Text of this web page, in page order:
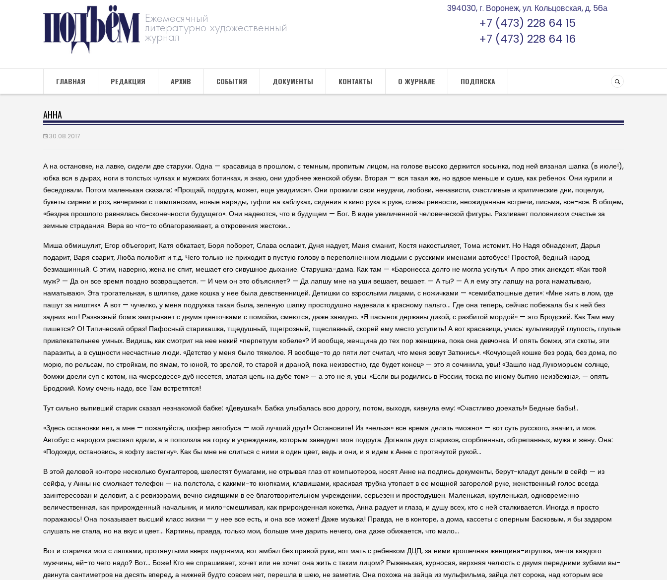
Ежемесячный
литературно-художественный
журнал
394030, г. Воронеж, ул. Кольцовская, д. 56а
+7 (473) 228 64 15
+7 (473) 228 64 16
ГЛАВНАЯ РЕДАКЦИЯ АРХИВ СОБЫТИЯ ДОКУМЕНТЫ КОНТАКТЫ О ЖУРНАЛЕ ПОДПИСКА
АННА
30.08.2017
А на остановке, на лавке, сидели две старухи. Одна — красавица в прошлом, с темным, пропитым лицом, на голове высоко держится косынка, под ней вязаная шапка (в июле!),
юбка вся в дырах, ноги в толстых чулках и мужских ботинках, я знаю, они удобнее женской обуви. Вторая — вся такая же, но вдвое меньше и суше, как ребенок. Они курили и
беседовали. Потом маленькая сказала: «Прощай, подруга, может, еще увидимся». Они прожили свои неудачи, любови, ненависти, счастливые и критические дни, поцелуи,
букеты сирени и роз, вечеринки с шампанским, новые наряды, туфли на каблуках, сидения в кино рука в руке, слезы ревности, неожиданные встречи, письма, все-все. В общем,
«бездна прошлого равнялась бесконечности будущего». Они надеются, что в будущем — Бог. В виде увеличенной человеческой фигуры. Разливает половником счастье за
земные страдания. Вера во что-то облагораживает, а откровения жестоки…
Миша обмишулит, Егор объегорит, Катя обкатает, Боря поборет, Слава ославит, Дуня надует, Маня сманит, Костя накостыляет, Тома истомит. Но Надя обнадежит, Дарья
подарит, Варя сварит, Люба полюбит и т.д. Чего только не приходит в пустую голову в переполненном людьми с русскими именами автобусе! Простой, бедный народ,
безмашинный. С этим, наверно, жена не спит, мешает его сивушное дыхание. Старушка-дама. Как там — «Баронесса долго не могла уснуть». А про этих анекдот: «Как твой
муж? — Да он все время поздно возвращается. — И чем он это объясняет? — Да лапшу мне на уши вешает, вешает. — А ты? — А я ему эту лапшу на рога наматываю,
наматываю». Эта трогательная, в шляпке, даже кошка у нее была девственницей. Детишки со взрослыми лицами, с ножичками — «семибатюшные дети»: «Мне жить в лом, где
пашут за ништяк». А вот — чучелко, у меня подружка такая была, зеленую шапку простодушно надевала к красному пальто… Где она теперь, сейчас побежала бы к ней без
задних ног! Развязный бомж заигрывает с двумя цветочками с помойки, смеются, даже завидно. «Я пасынок державы дикой, с разбитой мордой» — это Бродский. Как Там ему
пишется? О! Типический образ! Пафосный старикашка, тщедушный, тще­грозный, тщеславный, скорей ему место уступить! А вот красавица, учись: культивируй глупость, глупые
привлекательнее умных. Видишь, как смотрит на нее некий «перпетуум кобеле»? И вообще, женщина до тех пор женщина, пока она девчонка. И опять бомжи, эти скоты, эти
паразиты, а в сущности несчастные люди. «Детство у меня было тяжелое. Я вообще-то до пяти лет считал, что меня зовут Заткнись». «Кочующей кошке без рода, без дома, по
морю, по рельсам, по стройкам, по ямам, то юной, то зрелой, то старой и драной, пока неизвестно, где будет конец» — это я сочинила, увы! «Зашло над Лукоморьем солнце,
бомжи доели суп с котом, на «мерседесе» дуб несется, златая цепь на дубе том» — а это не я, увы. «Если вы родились в России, тоска по иному бытию неизбежна», — опять
Бродский. Кому очень надо, все Там встретятся!
Тут сильно выпивший старик сказал незнакомой бабке: «Девушка!». Бабка улыбалась всю дорогу, потом, выходя, кивнула ему: «Счастливо доехать!» Бедные бабы!..
«Здесь остановки нет, а мне — пожалуйста, шофер автобуса — мой лучший друг!» Остановите! Из «нельзя» все время делать «можно» — вот суть русского, значит, и моя.
Автобус с народом растаял вдали, а я пополз­ла на горку в учреждение, которым заведует моя подруга. Догнала двух стариков, сгорбленных, обтрепанных, мужа и жену. Она:
«Подожди, остановись, я кофту застегну». Как бы мне не слиться с ними в один цвет, ведь и они, и я идем к Анне с протянутой рукой…
В этой деловой конторе несколько бухгалтеров, шелестят бумагами, не отрывая глаз от компьютеров, носят Анне на подпись документы, берут-кладут деньги в сейф — из
сейфа, у Анны не смолкает телефон — на полстола, с какими-то кнопками, клавишами, красивая трубка утопает в ее мощной загорелой руке, женственный голос всегда
заинтересован и деловит, а с ревизорами, вечно сидящими в ее благотворительном учреждении, серьезен и простодушен. Маленькая, кругленькая, одновременно
величественная, как прирожденный начальник, и мило-смешливая, как прирожденная кокетка, Анна радует и глаза, и душу всех, кто с ней сталкивается. Иногда я просто
поражаюсь! Она показывает высший класс жизни — у нее все есть, и она все может! Даже музыка! Правда, не в конторе, а дома, кассеты с оперным Басковым, я бы задаром
слушать не стала, но на вкус и цвет… Картины, правда, только мои, больше мне дарить нечего, она даже обижается, что мало…
Вот и старички мои с лапками, протянутыми вверх ладонями, вот амбал без правой руки, вот мать с ребенком ДЦП, за ними крошечная женщина-игрушка, мечта каждого
мужчины, ей-то чего надо? Вот… Боже! Кто ее спрашивает, хочет или не хочет она жить с таким лицом? Рыженькая, курносая, верхняя челюсть с двумя передними зубами вы­
двинута сантиметров на десять вперед, а нижней будто совсем нет, перешла в шею, не заметив. Она похожа на зайца из мульфильма, зайца лет сорока, над которым все